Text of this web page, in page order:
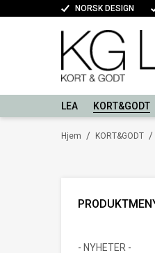
NORSK DESIGN
LEA KORT&GODT
/
Hjem /
KORT&GODT
- NYHETER -